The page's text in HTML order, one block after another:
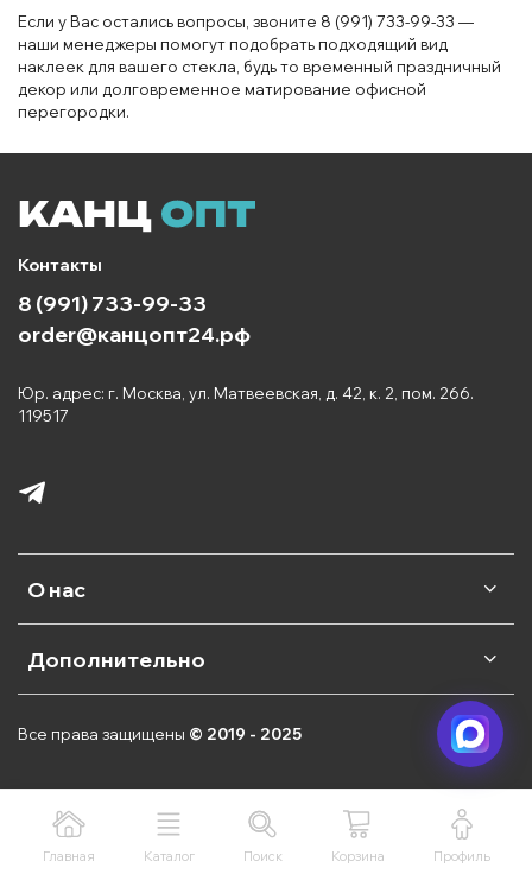
Если у Вас остались вопросы, звоните 8 (991) 733-99-33 —
наши менеджеры помогут подобрать подходящий вид
наклеек для вашего стекла, будь то временный праздничный
декор или долговременное матирование офисной
перегородки.
О нас
Дополнительно
Контакты
8 (991) 733-99-33
order@канцопт24.рф
Юр. адрес: г. Москва, ул. Матвеевская, д. 42, к. 2, пом. 266.
119517
Все права защищены © 2019 - 2025
Главная Каталог Поиск Корзина Профиль